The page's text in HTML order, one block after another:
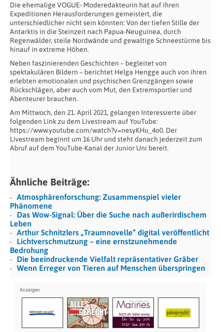
Die ehemalige VOGUE- Moderedakteurin hat auf ihren
Expeditionen Herausforderungen gemeistert, die
unterschiedlicher nicht sein könnten: Von der tiefen Stille der
Antarktis in die Steinzeit nach Papua-Neuguinea, durch
Regenwälder, steile Nordwände und gewaltige Schneestürme bis
hinauf in extreme Höhen.
Neben faszinierenden Geschichten – begleitet von
spektakulären Bildern – berichtet Helga Hengge auch von ihren
erlebten emotionalen und psychischen Grenzgängen sowie
Rückschlägen, aber auch vom Mut, den Extremsportler und
Abenteurer brauchen.
Am Mittwoch, den 21. April 2021, gelangen Interessierte über
folgenden Link zu dem Livestream auf YouTube:
https://www.youtube.com/watch?v=nesyKHu_4o0. Der
Livestream beginnt um 16 Uhr und steht danach jederzeit zum
Abruf auf dem YouTube-Kanal der Junior Uni bereit.
Ähnliche Beiträge:
Atmosphärenforschung: Zusammenspiel vieler
Phänomene
Das Wow-Signal: Über die Suche nach außerirdischem
Leben
Arthur Schnitzlers „Traumnovelle“ digital veröffentlicht
Lichtverschmutzung – eine ernstzunehmende
Bedrohung
Die beeindruckende Vielfalt repräsentativer Gräber
Wenn Erreger von Tieren auf Menschen überspringen